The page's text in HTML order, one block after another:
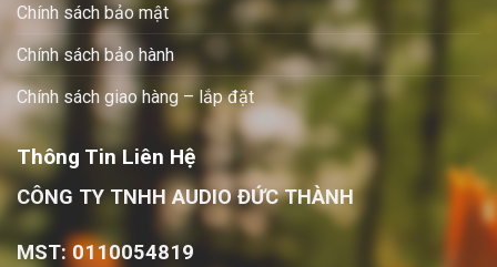
Chính sách bảo mật
Chính sách bảo hành
Chính sách giao hàng – lắp đặt
Thông Tin Liên Hệ
CÔNG TY TNHH AUDIO ĐỨC THÀNH
MST: 0110054819